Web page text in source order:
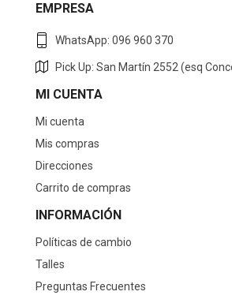
EMPRESA
WhatsApp: 096 960 370
Pick Up: San Martín 2552 (esq
MI CUENTA
Mi cuenta
Mis compras
Direcciones
Carrito de compras
INFORMACIÓN
Políticas de cambio
Talles
Preguntas Frecuentes